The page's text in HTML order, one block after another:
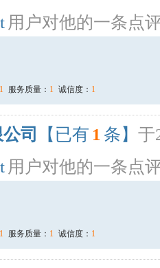
用户对他的一条点
1 服务质量： 1 诚信度： 1
司 【已有 1 条】 于
用户对他的一条点
1 服务质量： 1 诚信度： 1